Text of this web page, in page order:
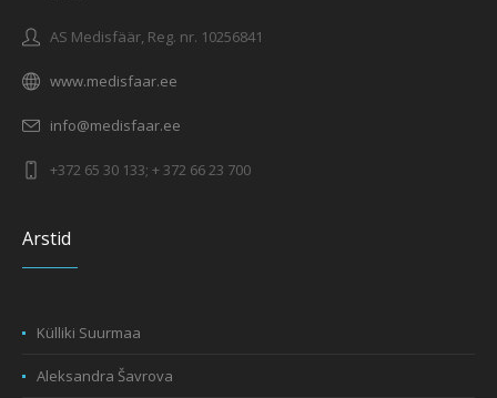
AS Medisfäär, Reg. nr. 10256841
www.medisfaar.ee
info@medisfaar.ee
+372 65 30 133; + 372 66 23 700
Arstid
Külliki Suurmaa
Aleksandra Šavrova